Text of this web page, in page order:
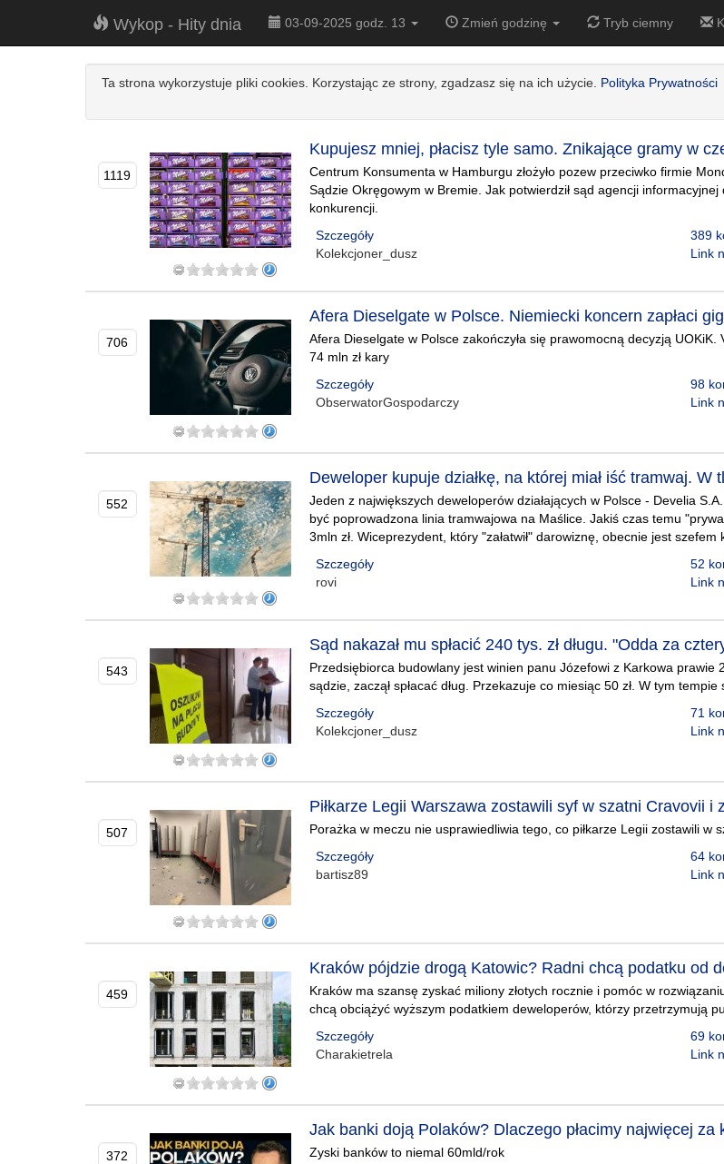
Wykop - Hity dnia 03-09-2025 godz. 13 Zmień godzinę Tryb ciemny
Ta strona wykorzystuje pliki cookies. Korzystając ze strony, zgadzasz się na ich użycie. Polityka Prywatności
1119
Kupujesz mniej, płacisz tyle samo. Znikające gramy w
Centrum Konsumenta w Hamburgu złożyło pozew przeciwko firmie
Sądzie Okręgowym w Bremie. Jak potwierdził sąd agencji
konkurencji.
Szczegóły
Kolekcjoner_dusz
389
Link
706
Afera Dieselgate w Polsce. Niemiecki koncern zapłaci
Afera Dieselgate w Polsce zakończyła się prawomocną decyzją UOKiK.
74 mln zł kary
Szczegóły
ObserwatorGospodarczy
98
Link
552
Deweloper kupuje działkę, na której miał iść tramwaj. W
Jeden z największych deweloperów działających w Polsce - Develia
być poprowadzona linia tramwajowa na Maślice. Jakiś czas temu
3mln zł. Wiceprezydent, który "załatwił" darowiznę, obecnie jest szefem
Szczegóły
rovi
52
Link
543
Sąd nakazał mu spłacić 240 tys. zł długu. "Odda za
Przedsiębiorca budowlany jest winien panu Józefowi z Karkowa prawie
sądzie, zaczął spłacać dług. Przekazuje co miesiąc 50 zł. W tym
Szczegóły
Kolekcjoner_dusz
71
Link
507
Piłkarze Legii Warszawa zostawili syf w szatni Cravovii i
Porażka w meczu nie usprawiedliwia tego, co piłkarze Legii zostawili w
Szczegóły
bartisz89
64
Link
459
Kraków pójdzie drogą Katowic? Radni chcą podatku od
Kraków ma szansę zyskać miliony złotych rocznie i pomóc w
chcą obciążyć wyższym podatkiem deweloperów, którzy przetrzymują
Szczegóły
Charakietrela
69
Link
372
Jak banki doją Polaków? Dlaczego płacimy najwięcej za
Zyski banków to niemal 60mld/rok